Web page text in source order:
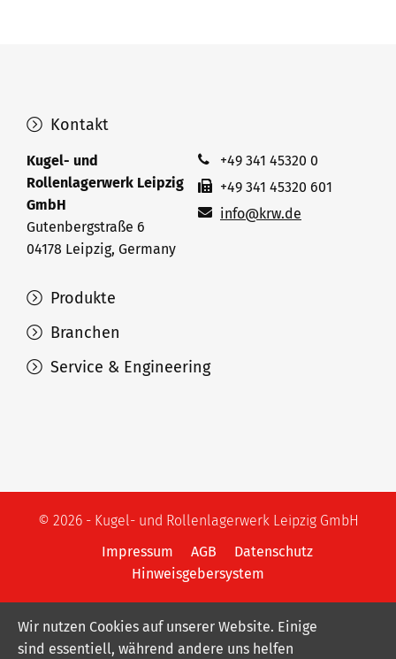
Produkte
Branchen
Service & Engineering
Kontakt
Kugel- und
Rollenlagerwerk Leipzig
GmbH
Gutenbergstraße 6
04178 Leipzig, Germany
+49 341 45320 0
+49 341 45320 601
info@krw.de
© 2026 - Kugel- und Rollenlagerwerk Leipzig GmbH
Impressum
AGB
Datenschutz
Hinweisgebersystem
Wir nutzen Cookies auf unserer Website. Einige
sind essentiell, während andere uns helfen